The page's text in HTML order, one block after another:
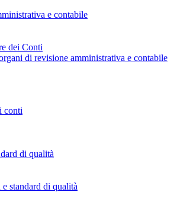
e contabile
dei Conti
di revisione amministrativa e contabile
conti
di qualità
standard di qualità